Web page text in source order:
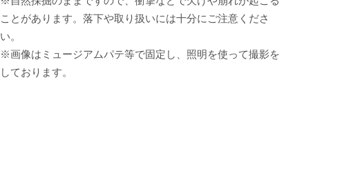
ことがあります。落下や取り扱いには十分にご注意くださ
い。
※画像はミュージアムパテ等で固定し、照明を使って撮影を
しております。